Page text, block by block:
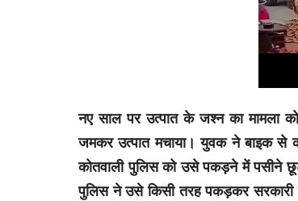
नए साल पर उत्पात के जश्न का मामला
जमकर उत्पात मचाया। युवक ने बाइक से
कोतवाली पुलिस को उसे पकड़ने में पसीने
पुलिस ने उसे किसी तरह पकड़कर सरकारी